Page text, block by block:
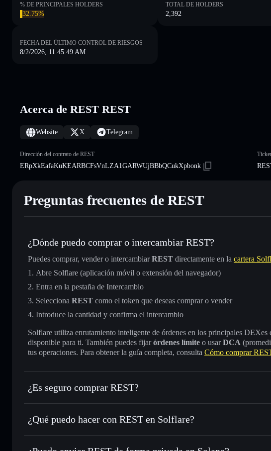
% DE PRINCIPALES HOLDERS
32.75%
TOTAL DE HOLDERS
2,392
FECHA DEL ÚLTIMO CONTROL DE RIESGOS
8/2/2026, 11:45:49 AM
Acerca de REST REST
Website X Telegram
Dirección del contrato de REST
ERpXkEafaKuKEARBCFsVnLZA1GARWUjBBbQCukXpbonk
Preguntas frecuentes de REST
¿Dónde puedo comprar o intercambiar REST?
Puedes comprar, vender o intercambiarREST directamente en la cartera
Abre Solflare (aplicación móvil o extensión del navegador)
Entra en la pestaña de Intercambio
Selecciona REST como el token que deseas comprar o vender
Introduce la cantidad y confirma el intercambio
Solflare utiliza enrutamiento inteligente de órdenes en los principales DEXes
disponible para ti. También puedes fijarórdenes límite o usarDCA
tus operaciones. Para obtener la guía completa, consulta Cómo comprar
¿Es seguro comprar REST?
REST no está verificado
¿Qué puedo hacer con REST en Solflare?
REST
cartera de Solflare